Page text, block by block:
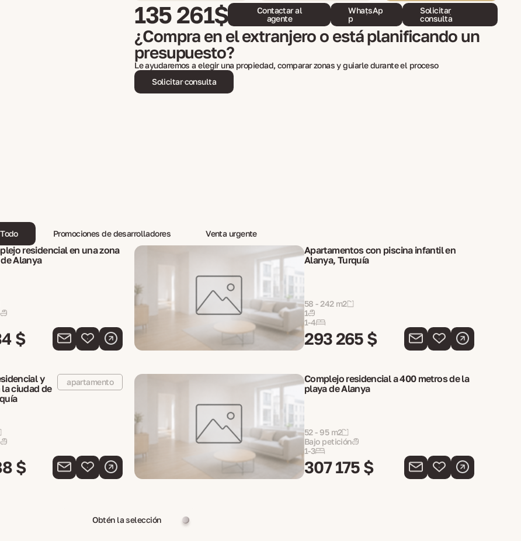
135 261$
Contactar al
agente
WhatsAp
p
Solicitar
consulta
¿Compra en el extranjero o está planificando un
presupuesto?
Le ayudaremos a elegir una propiedad, comparar zonas y guiarle durante el proceso
Solicitar consulta
Todo Promociones de desarrolladores Venta urgente
residencial en una zona
Alanya
$
Apartamentos con piscina infantil en
Alanya, Turquía
58 - 242 m2
1
1-4
293 265 $
y
ciudad de
apartamento
$
Complejo residencial a 400 metros de la
playa de Alanya
52 - 95 m2
Bajo petición
1-3
307 175 $
Obtén la selección